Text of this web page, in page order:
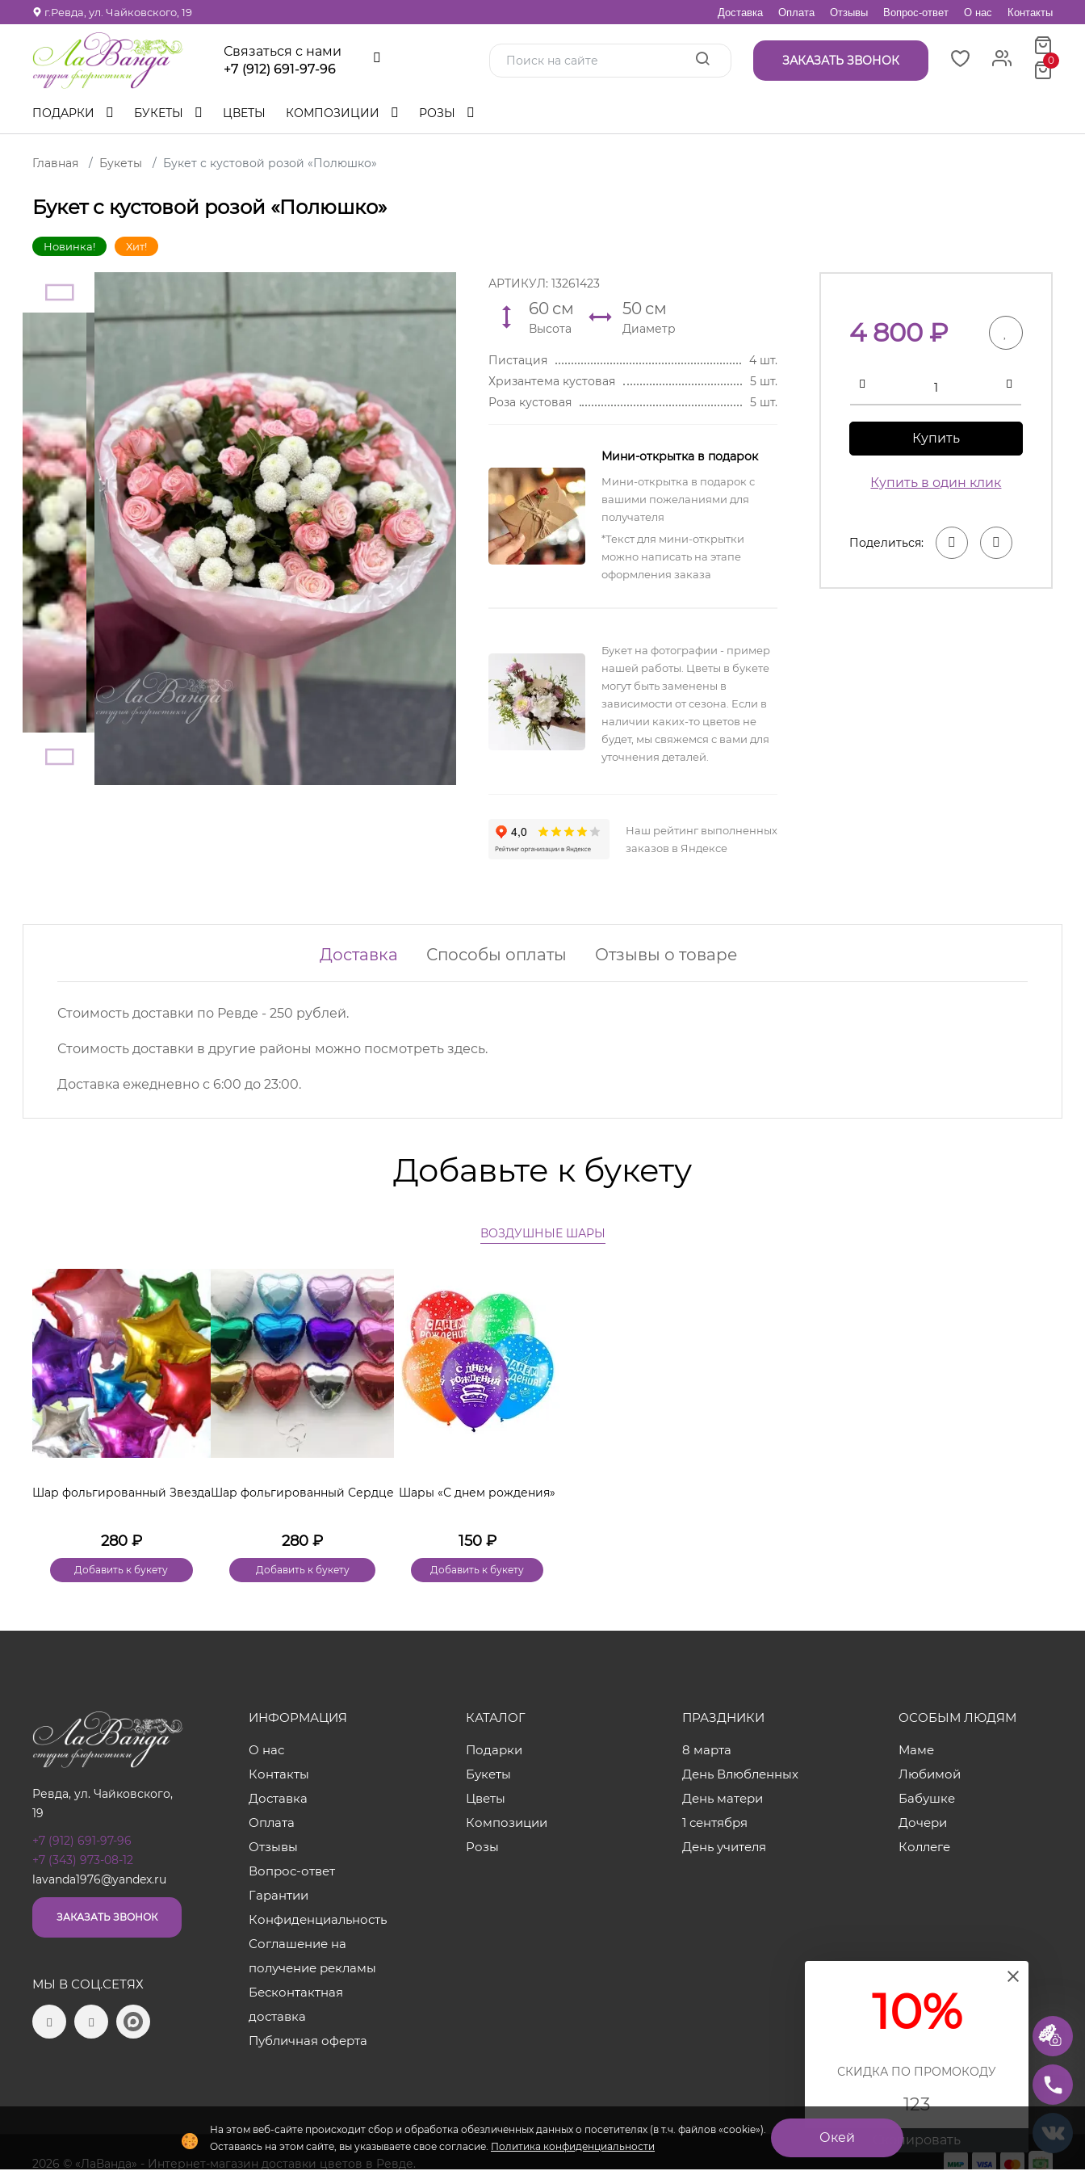
г.Ревда, ул. Чайковского, 19 Доставка Оплата Отзывы Вопрос-ответ О нас Контакты
Связаться с нами
+7 (912) 691-97-96
ЗАКАЗАТЬ ЗВОНОК 0
ПОДАРКИ БУКЕТЫ ЦВЕТЫ КОМПОЗИЦИИ РОЗЫ
Главная Букеты Букет с кустовой розой «Полюшко»
10%
СКИДКА ПО ПРОМОКОДУ
123
Скопировать
Букет с кустовой розой «Полюшко»
Новинка! Хит!
АРТИКУЛ: 13261423
60 см
Высота
50 см
Диаметр
Пистация
4 шт.
Хризантема кустовая
5 шт.
Роза кустовая
5 шт.
Мини-открытка в подарок
Мини-открытка в подарок с
вашими пожеланиями для
получателя
*Текст для мини-открытки
можно написать на этапе
оформления заказа
Букет на фотографии - пример
нашей работы. Цветы в букете
могут быть заменены в
зависимости от сезона. Если в
наличии каких-то цветов не
будет, мы свяжемся с вами для
уточнения деталей.
Наш рейтинг выполненных
заказов в Яндексе
4 800₽
Купить
Купить в один клик
Поделиться:
Доставка Способы оплаты Отзывы о товаре
Стоимость доставки по Ревде - 250 рублей.
Стоимость доставки в другие районы можно посмотреть здесь.
Доставка ежедневно с 6:00 до 23:00.
Добавьте к букету
ВОЗДУШНЫЕ ШАРЫ
Шар фольгированный Звезда
280 ₽
Добавить к букету
Шар фольгированный Сердце
280 ₽
Добавить к букету
Шары «С днем рождения»
150₽
Добавить к букету
На этом веб-сайте происходит сбор и обработка обезличенных данных о посетителях (в т.ч. файлов «cookie»).
Оставаясь на этом сайте, вы указываете свое согласие. Политика конфиденциальности
Окей
Ревда, ул. Чайковского,
19
+7 (912) 691-97-96
+7 (343) 973-08-12
lavanda1976@yandex.ru
ЗАКАЗАТЬ ЗВОНОК
МЫ В СОЦ.СЕТЯХ
ИНФОРМАЦИЯ
О нас
Контакты
Доставка
Оплата
Отзывы
Вопрос-ответ
Гарантии
Конфиденциальность
Соглашение на
получение рекламы
Бесконтактная
доставка
Публичная оферта
КАТАЛОГ
Подарки
Букеты
Цветы
Композиции
Розы
ПРАЗДНИКИ
8 марта
День Влюбленных
День матери
1 сентября
День учителя
ОСОБЫМ ЛЮДЯМ
Маме
Любимой
Бабушке
Дочери
Коллеге
2026 © «ЛаВанда» - Интернет-магазин доставки цветов в Ревде.